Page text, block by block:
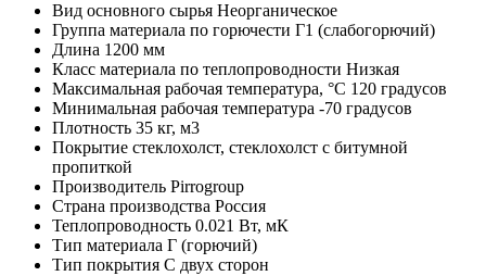
Вид основного сырья Неорганическое
Группа материала по горючести Г1 (слабогорючий)
Длина 1200 мм
Класс материала по теплопроводности Низкая
Максимальная рабочая температура, °C 120 градусов
Минимальная рабочая температура -70 градусов
Плотность 35 кг, м3
Покрытие стеклохолст, стеклохолст с битумной
пропиткой
Производитель Pirrogroup
Страна производства Россия
Теплопроводность 0.021 Вт, мК
Тип материала Г (горючий)
Тип покрытия С двух сторон